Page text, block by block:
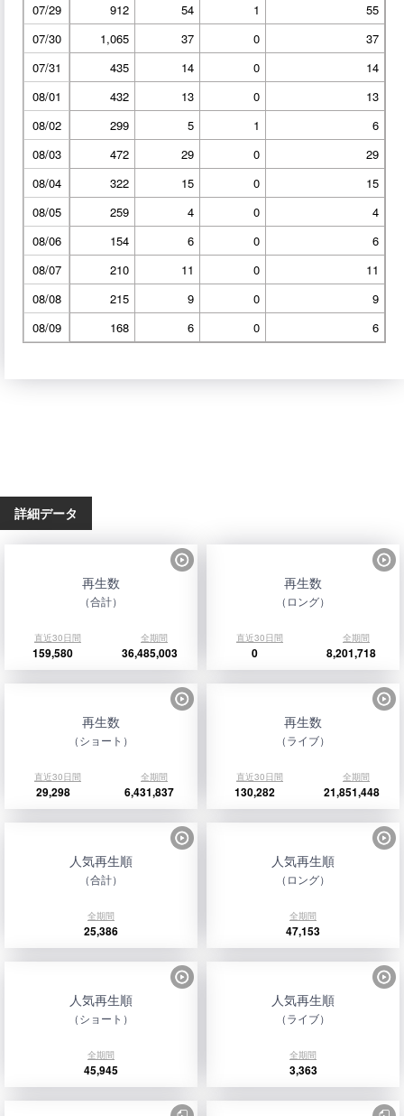
07/29
912 54 1
55
07/30
1,065 37 0
37
07/31
435 14 0
14
08/01
432 13 0
13
08/02
299 5 1
6
08/03
472 29 0
29
08/04
322 15 0
15
08/05
259 4 0
4
08/06
154 6 0
6
08/07
210 11 0
11
08/08
215 9 0
9
08/09
168 6 0 6
詳細データ
再生数
（合計）
直近30日間 全期間
159,580 36,485,003
再生数
（ロング）
直近30日間 全期間
0 8,201,718
再生数
（ショート）
直近30日間 全期間
29,298 6,431,837
再生数
（ライブ）
直近30日間 全期間
130,282 21,851,448
人気再生順
（合計）
全期間
25,386
人気再生順
（ロング）
全期間
47,153
人気再生順
（ショート）
全期間
45,945
人気再生順
（ライブ）
全期間
3,363